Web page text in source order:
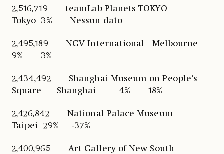
2,516,719 teamLab Planets TOKYO
Tokyo 3% Nessun dato
2,495,189 NGV International Melbourne
9% 3%
2,434,492 Shanghai Museum on People’s
Square Shanghai 4% 18%
2,426,842 National Palace Museum
Taipei 29% -37%
2,400,965 Art Gallery of New South